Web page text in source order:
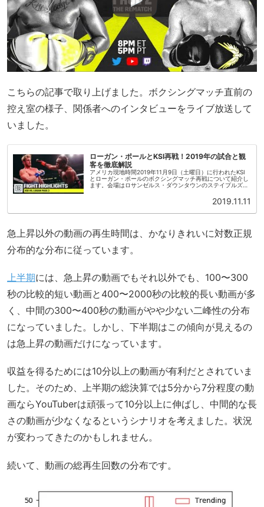
こちらの記事で取り上げました。ボクシングマッチ直前の
控え室の様子、関係者へのインタビューをライブ放送して
いました。
ローガン・ポールとKSI再戦！2019年の試合と観
客を徹底解説
アメリカ現地時間2019年11月9日（土曜日）に行われたKSI
とローガン・ポールのボクシングマッチ再戦について紹介し
ます。会場はロサンゼルス・ダウンタウンのステイプルズ・
2019.11.11
急上昇以外の動画の再生時間は、かなりきれいに対数正規
分布的な分布に従っています。
上半期には、急上昇の動画でもそれ以外でも、100〜300
秒の比較的短い動画と400〜2000秒の比較的長い動画が多
く、中間の300〜400秒の動画がやや少ない二峰性の分布
になっていました。しかし、下半期はこの傾向が見えるの
は急上昇の動画だけになっています。
収益を得るためには10分以上の動画が有利だとされていま
した。そのため、上半期の総決算では5分から7分程度の動
画ならYouTuberは頑張って10分以上に伸ばし、中間的な長
さの動画が少なくなるというシナリオを考えました。状況
が変わってきたのかもしれません。
続いて、動画の総再生回数の分布です。